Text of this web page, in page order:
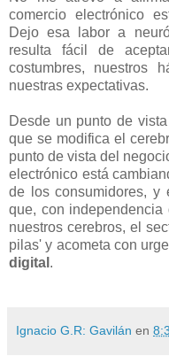
comercio electrónico
Dejo esa labor a
resulta fácil de
costumbres, nuestros
nuestras expectativas.
Desde un punto de
que se modifica el
punto de vista del
electrónico está
de los consumidores, y
que, con
nuestros cerebros, el
pilas' y acometa con
digital .
Ignacio G.R: Gavilán en